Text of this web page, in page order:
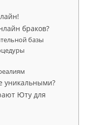
браков?
базы
уникальными?
Юту для